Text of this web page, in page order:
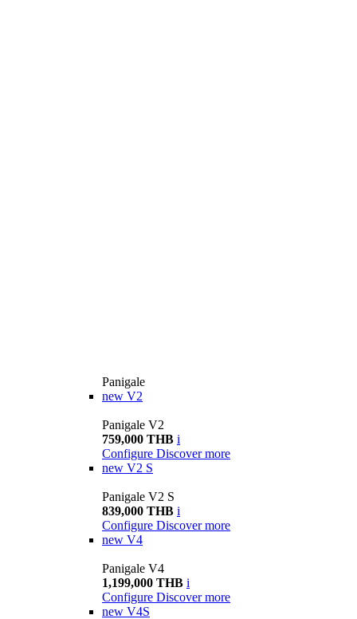
Panigale
new V2
Panigale V2
759,000 THB i
Configure Discover more
new V2 S
Panigale V2 S
839,000 THB i
Configure Discover more
new V4
Panigale V4
1,199,000 THB i
Configure Discover more
new V4S